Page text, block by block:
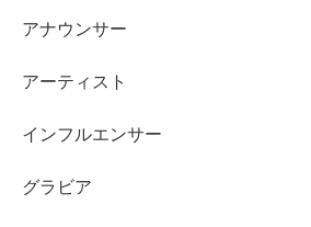
「品がある」と感じる理由にな
業の現場でも強みになります。
が良い印象です。
大食い・バレエ・身長が重なる
アナウンサー
アーティスト
インフルエンサー
グラビア